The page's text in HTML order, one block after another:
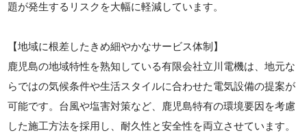
題が発生するリスクを大幅に軽減しています。
【地域に根差したきめ細やかなサービス体制】
鹿児島の地域特性を熟知している有限会社立川電機は、地元な
らではの気候条件や生活スタイルに合わせた電気設備の提案が
可能です。台風や塩害対策など、鹿児島特有の環境要因を考慮
した施工方法を採用し、耐久性と安全性を両立させています。